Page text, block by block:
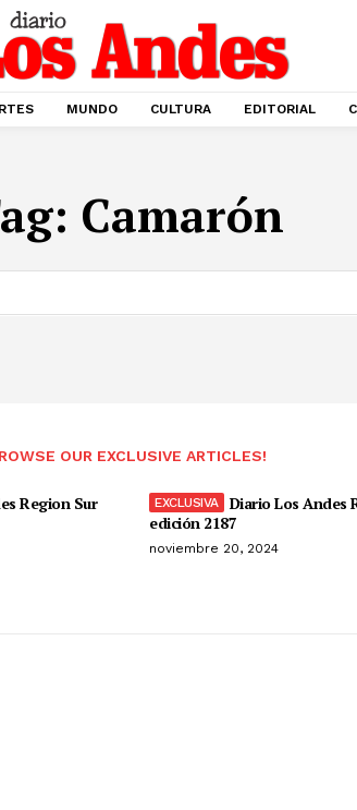
MUNDO CULTURA EDITORIAL
Camarón
OUR EXCLUSIVE ARTICLES!
Region Sur
Diario Los Andes
edición 2187
noviembre 20, 2024